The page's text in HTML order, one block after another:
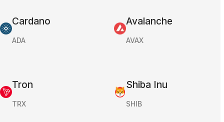
Cardano
ADA
Avalanche
AVAX
Tron
TRX
Shiba Inu
SHIB